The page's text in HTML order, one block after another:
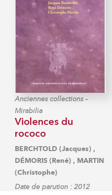
Anciennes collections -
Mirabilia
Violences du
rococo
BERCHTOLD (Jacques) ,
DÉMORIS (René) , MARTIN
(Christophe)
Date de parution : 2012